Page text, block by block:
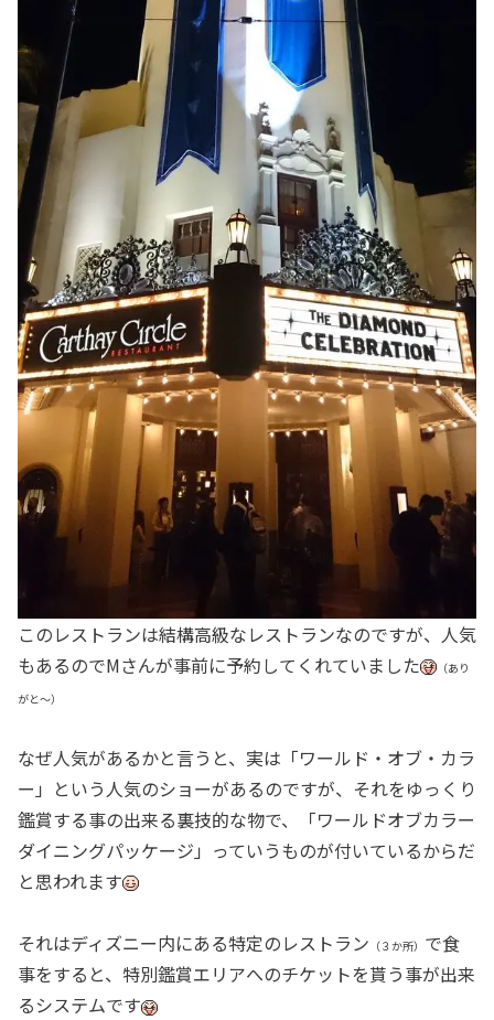
このレストランは結構高級なレストランなのですが、人気
もあるのでMさんが事前に予約してくれていました
（あり
がと～）
なぜ人気があるかと言うと、実は「ワールド・オブ・カラ
ー」という人気のショーがあるのですが、それをゆっくり
鑑賞する事の出来る裏技的な物で、「ワールドオブカラー
ダイニングパッケージ」っていうものが付いているからだ
と思われます
それはディズニー内にある特定のレストラン （３か所） で食
事をすると、特別鑑賞エリアへのチケットを貰う事が出来
るシステムです